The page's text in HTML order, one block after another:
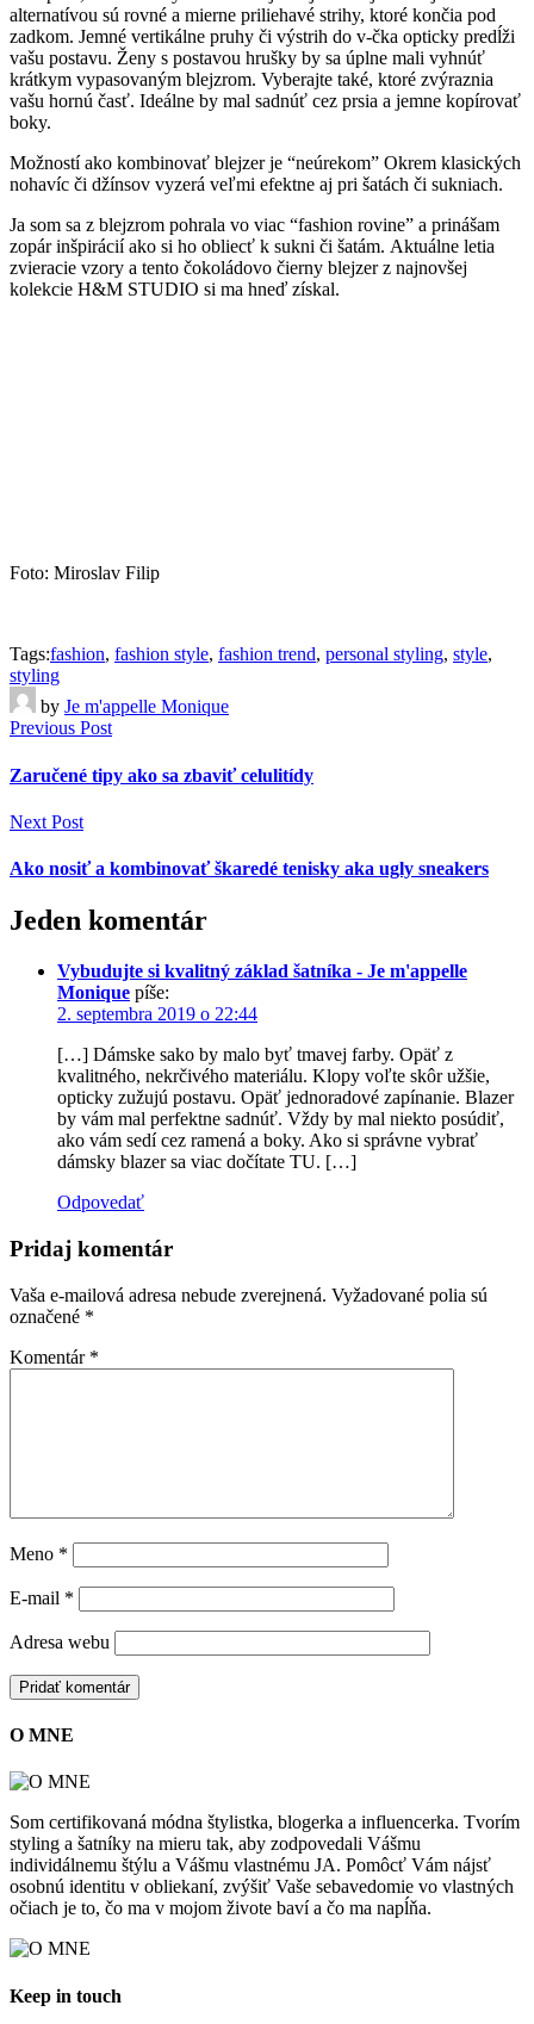
alternatívou sú rovné a mierne priliehavé strihy, ktoré končia pod
zadkom. Jemné vertikálne pruhy či výstrih do v-čka opticky predĺži
vašu postavu. Ženy s postavou hrušky by sa úplne mali vyhnúť
krátkym vypasovaným blejzrom. Vyberajte také, ktoré zvýraznia
vašu hornú časť. Ideálne by mal sadnúť cez prsia a jemne kopírovať
boky.
Možností ako kombinovať blejzer je “neúrekom” Okrem klasických
nohavíc či džínsov vyzerá veľmi efektne aj pri šatách či sukniach.
Ja som sa z blejzrom pohrala vo viac “fashion rovine” a prinášam
zopár inšpirácií ako si ho obliecť k sukni či šatám. Aktuálne letia
zvieracie vzory a tento čokoládovo čierny blejzer z najnovšej
kolekcie H&M STUDIO si ma hneď získal.
Foto: Miroslav Filip
Tags:fashion, fashion style, fashion trend, personal styling, style,
styling
by Je m'appelle Monique
Previous Post
Zaručené tipy ako sa zbaviť celulitídy
Next Post
Ako nosiť a kombinovať škaredé tenisky aka ugly sneakers
Jeden komentár
Vybudujte si kvalitný základ šatníka - Je m'appelle
Monique píše:
2. septembra 2019 o 22:44
[…] Dámske sako by malo byť tmavej farby. Opäť z
kvalitného, nekrčivého materiálu. Klopy voľte skôr užšie,
opticky zužujú postavu. Opäť jednoradové zapínanie. Blazer
by vám mal perfektne sadnúť. Vždy by mal niekto posúdiť,
ako vám sedí cez ramená a boky. Ako si správne vybrať
dámsky blazer sa viac dočítate TU. […]
Odpovedať
Pridaj komentár
Vaša e-mailová adresa nebude zverejnená. Vyžadované polia sú
označené *
Komentár *
Meno *
E-mail *
Adresa webu
O MNE
Som certifikovaná módna štylistka, blogerka a influencerka. Tvorím
styling a šatníky na mieru tak, aby zodpovedali Vášmu
individálnemu štýlu a Vášmu vlastnému JA. Pomôcť Vám nájsť
osobnú identitu v obliekaní, zvýšiť Vaše sebavedomie vo vlastných
očiach je to, čo ma v mojom živote baví a čo ma napĺňa.
Keep in touch